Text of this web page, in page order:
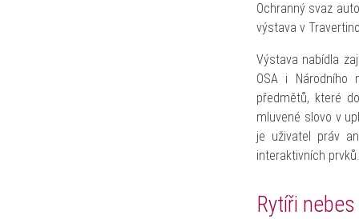
Ochranný svaz
výstava v
Výstava nabídla
OSA i Národního
předmětů, které
mluvené slovo v
je uživatel práv
interaktivních prvků.
Rytíři nebes